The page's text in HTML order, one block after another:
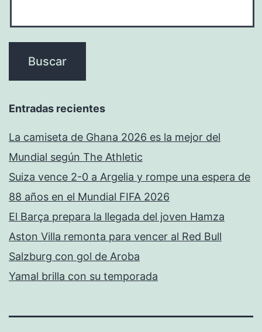
Entradas recientes
La camiseta de Ghana 2026 es la mejor del
Mundial según The Athletic
Suiza vence 2-0 a Argelia y rompe una espera de
88 años en el Mundial FIFA 2026
El Barça prepara la llegada del joven Hamza
Aston Villa remonta para vencer al Red Bull
Salzburg con gol de Aroba
Yamal brilla con su temporada